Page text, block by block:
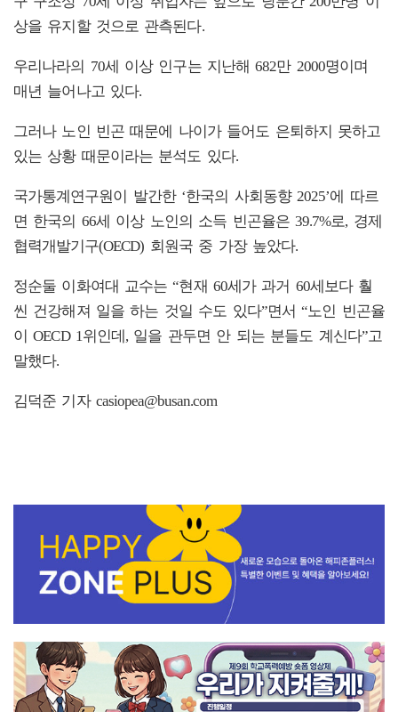
상을 유지할 것으로 관측된다.
우리나라의 70세 이상 인구는 지난해 682만 2000명이며
매년 늘어나고 있다.
그러나 노인 빈곤 때문에 나이가 들어도 은퇴하지 못하고
있는 상황 때문이라는 분석도 있다.
국가통계연구원이 발간한 ‘한국의 사회동향 2025’에 따르
면 한국의 66세 이상 노인의 소득 빈곤율은 39.7%로, 경제
협력개발기구(OECD) 회원국 중 가장 높았다.
정순둘 이화여대 교수는 “현재 60세가 과거 60세보다 훨
씬 건강해져 일을 하는 것일 수도 있다”면서 “노인 빈곤율
이 OECD 1위인데, 일을 관두면 안 되는 분들도 계신다”고
말했다.
김덕준 기자 casiopea@busan.com